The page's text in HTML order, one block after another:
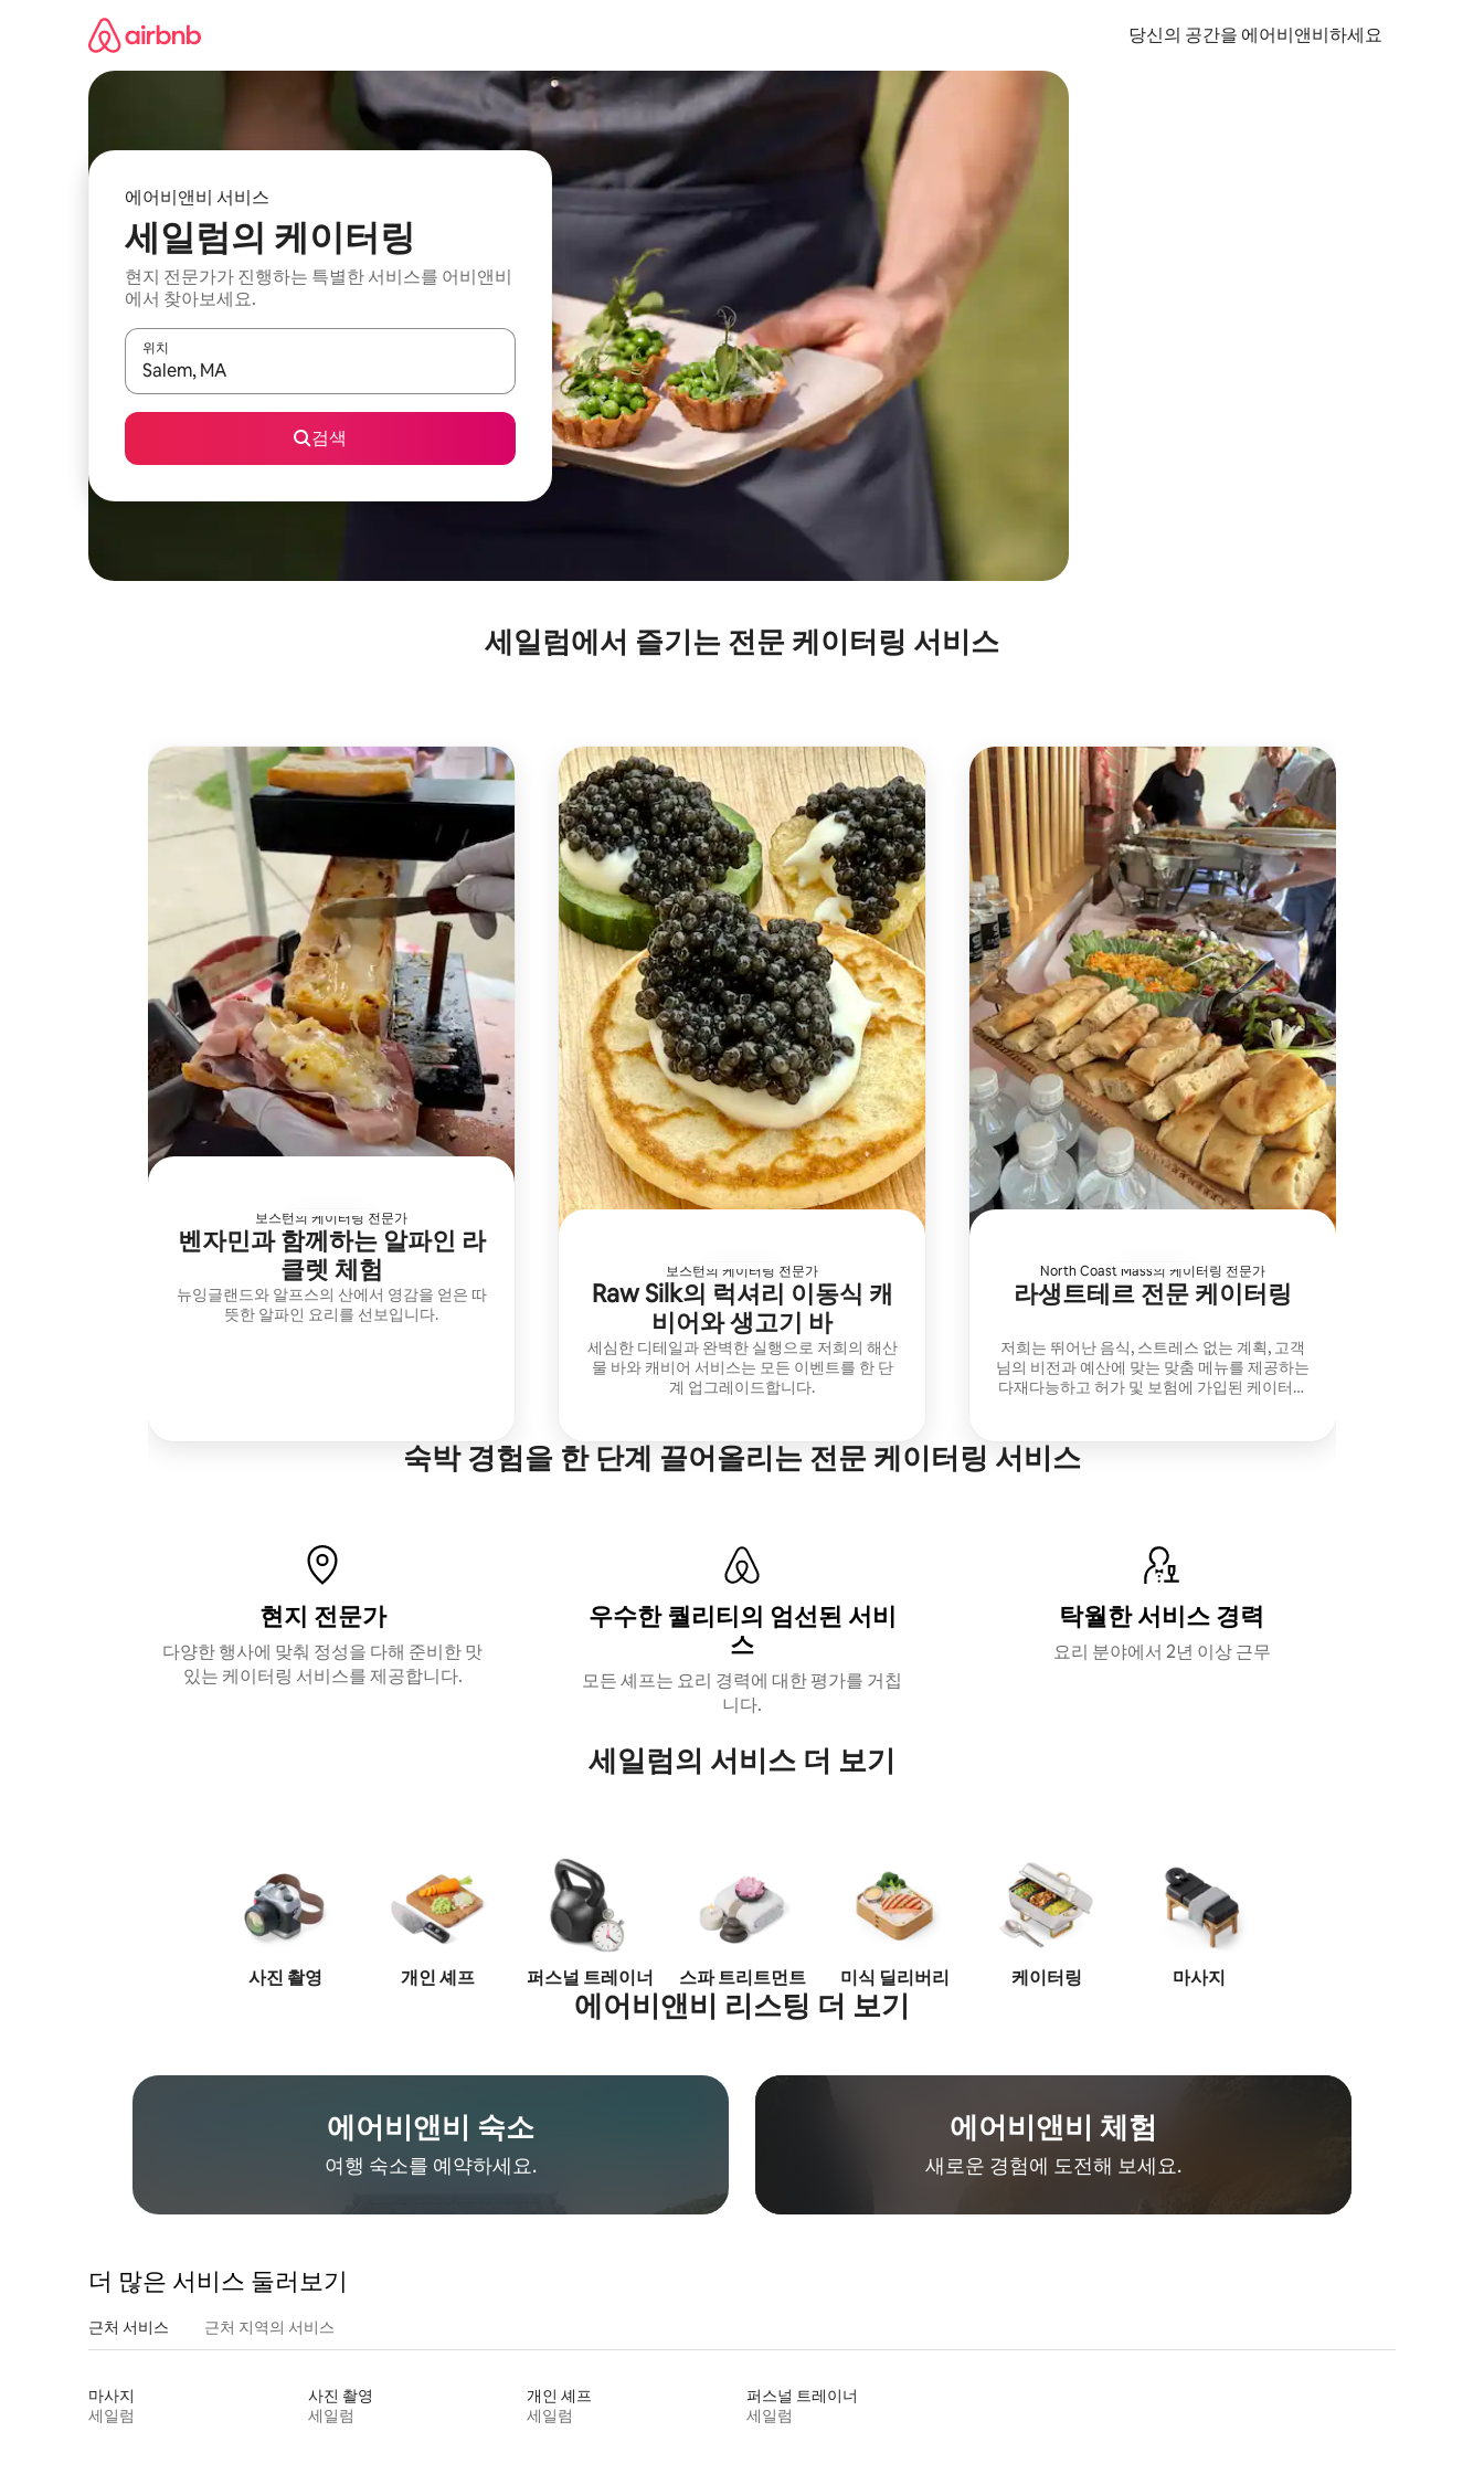
당신의 공간을 에어비앤비하세요
에어비앤비 서비스
세일럼의 케이터링
현지 전문가가 진행하는 특별한 서비스를 어비앤비
에서 찾아보세요.
위치
결과가 나오면 위·아래 화살표 키를 사용하거나 터치 또는 스와이프 동작으로 탐색하세요.
검색
세일럼에서 즐기는 전문 케이터링 서비스
보스턴의 케이터링 전문가
벤자민과 함께하는 알파인 라
클렛 체험
뉴잉글랜드와 알프스의 산에서 영감을 얻은 따
뜻한 알파인 요리를 선보입니다.
보스턴의 케이터링 전문가
Raw Silk의 럭셔리 이동식 캐
비어와 생고기 바
세심한 디테일과 완벽한 실행으로 저희의 해산
물 바와 캐비어 서비스는 모든 이벤트를 한 단
계 업그레이드합니다.
North Coast Mass의 케이터링 전문가
라생트테르 전문 케이터링
저희는 뛰어난 음식, 스트레스 없는 계획, 고객
님의 비전과 예산에 맞는 맞춤 메뉴를 제공하는
다재다능하고 허가 및 보험에 가입된 케이터링
숙박 경험을 한 단계 끌어올리는 전문 케이터링 서비스
현지 전문가
다양한 행사에 맞춰 정성을 다해 준비한 맛
있는 케이터링 서비스를 제공합니다.
우수한 퀄리티의 엄선된 서비
스
모든 셰프는 요리 경력에 대한 평가를 거칩
니다.
탁월한 서비스 경력
요리 분야에서 2년 이상 근무
세일럼의 서비스 더 보기
사진 촬영 개인 셰프 퍼스널 트레이너 스파 트리트먼트 미식 딜리버리 케이터링 마사지
에어비앤비 리스팅 더 보기
에어비앤비 숙소
여행 숙소를 예약하세요.
에어비앤비 체험
새로운 경험에 도전해 보세요.
더 많은 서비스 둘러보기
근처 서비스 근처 지역의 서비스
마사지
세일럼
사진 촬영
세일럼
개인 셰프
세일럼
퍼스널 트레이너
세일럼